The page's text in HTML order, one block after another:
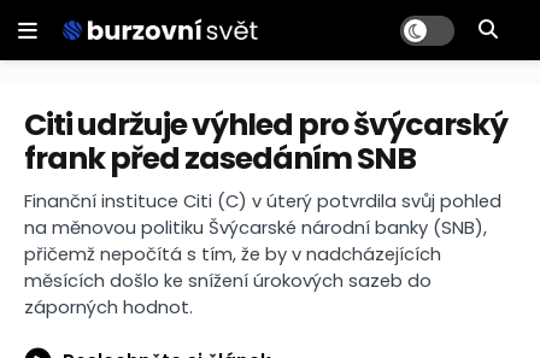
Citi udržuje výhled pro švýcarský
frank před zasedáním SNB
Finanční instituce Citi (C) v úterý potvrdila svůj pohled
na měnovou politiku Švýcarské národní banky (SNB),
přičemž nepočítá s tím, že by v nadcházejících
měsících došlo ke snížení úrokových sazeb do
záporných hodnot.